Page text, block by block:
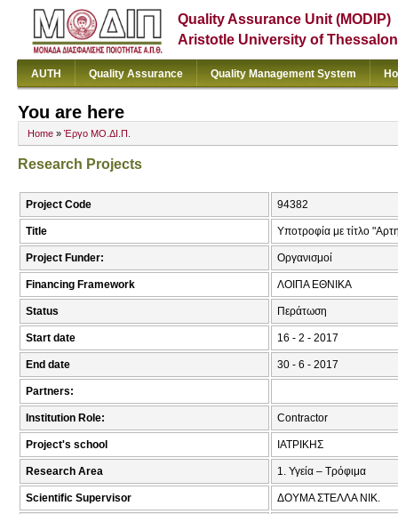
Quality Assurance Unit (MODIP)
Aristotle University of
AUTH Quality Assurance Quality Management System
You are here
Home » Έργο ΜΟ.ΔΙ.Π.
Research Projects
Project Code 94382
Title Υποτροφία με τίτλο
Project Funder: Οργανισμοί
Financing Framework ΛΟΙΠΑ ΕΘΝΙΚΑ
Status Περάτωση
Start date 16 - 2 - 2017
End date 30 - 6 - 2017
Partners:
Institution Role: Contractor
Project's school ΙΑΤΡΙΚΗΣ
Research Area 1. Υγεία – Τρόφιμα
Scientific Supervisor ΔΟΥΜΑ ΣΤΕΛΛΑ ΝΙΚ.